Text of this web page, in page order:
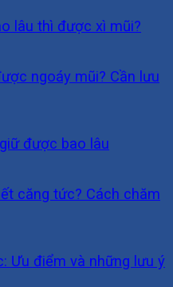
lâu thì được xì mũi?
ngoáy mũi? Cần lưu
được bao lâu
căng tức? Cách chăm
Ưu điểm và những lưu ý